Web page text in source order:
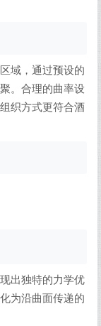
域，通过预设的
。合理的曲率设
织方式更符合酒
出独特的力学优
为沿曲面传递的